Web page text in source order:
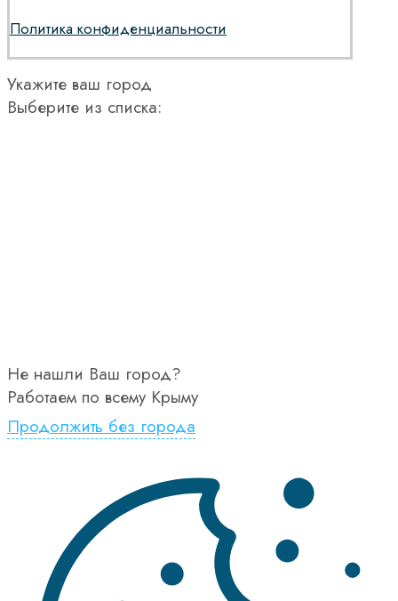
Политика конфиденциальности
Укажите ваш город
Выберите из списка:
Не нашли Ваш город?
Работаем по всему Крыму
Продолжить без города